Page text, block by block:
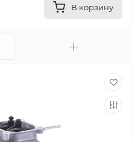
В корзину